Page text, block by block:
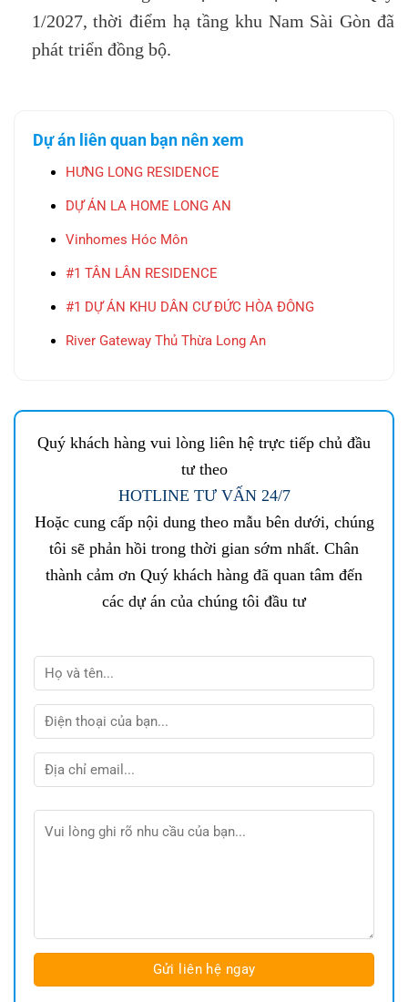
1/2027, thời điểm hạ tầng khu Nam Sài Gòn đã
phát triển đồng bộ.
Dự án liên quan bạn nên xem
HƯNG LONG RESIDENCE
DỰ ÁN LA HOME LONG AN
Vinhomes Hóc Môn
#1 TÂN LÂN RESIDENCE
#1 DỰ ÁN KHU DÂN CƯ ĐỨC HÒA ĐÔNG
River Gateway Thủ Thừa Long An
Quý khách hàng vui lòng liên hệ trực tiếp chủ đầu
tư theo
HOTLINE TƯ VẤN 24/7
Hoặc cung cấp nội dung theo mẫu bên dưới, chúng
tôi sẽ phản hồi trong thời gian sớm nhất. Chân
thành cảm ơn Quý khách hàng đã quan tâm đến
các dự án của chúng tôi đầu tư